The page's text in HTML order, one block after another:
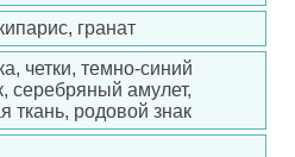
гранат
четки, темно-синий
серебряный амулет,
ткань, родовой знак